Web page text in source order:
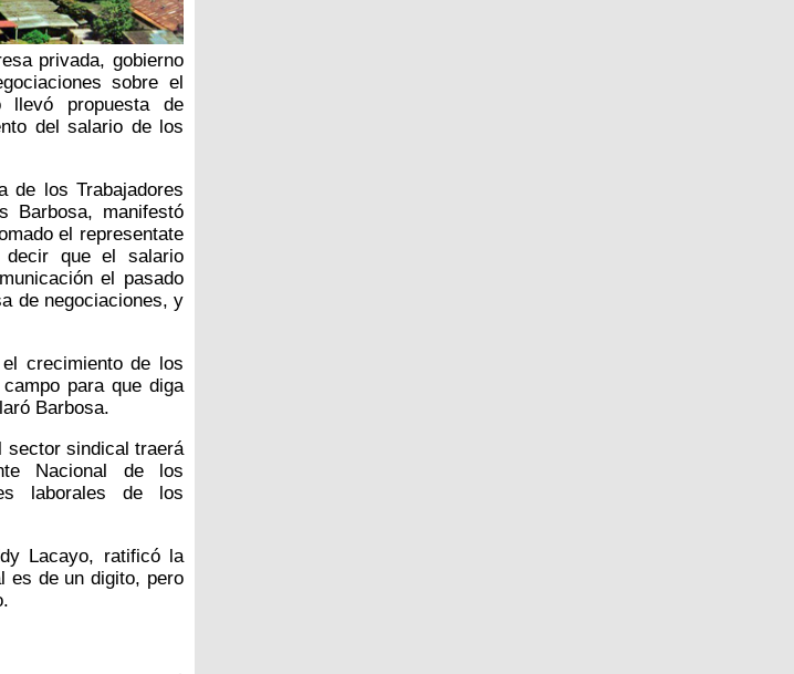
privada, gobierno
sobre el
llevó propuesta de
del salario de los
de los Trabajadores
Barbosa, manifestó
el representate
decir que el salario
el pasado
de negociaciones, y
crecimiento de los
para que diga
Barbosa.
sector sindical traerá
Nacional de los
laborales de los
Lacayo, ratificó la
es de un digito, pero